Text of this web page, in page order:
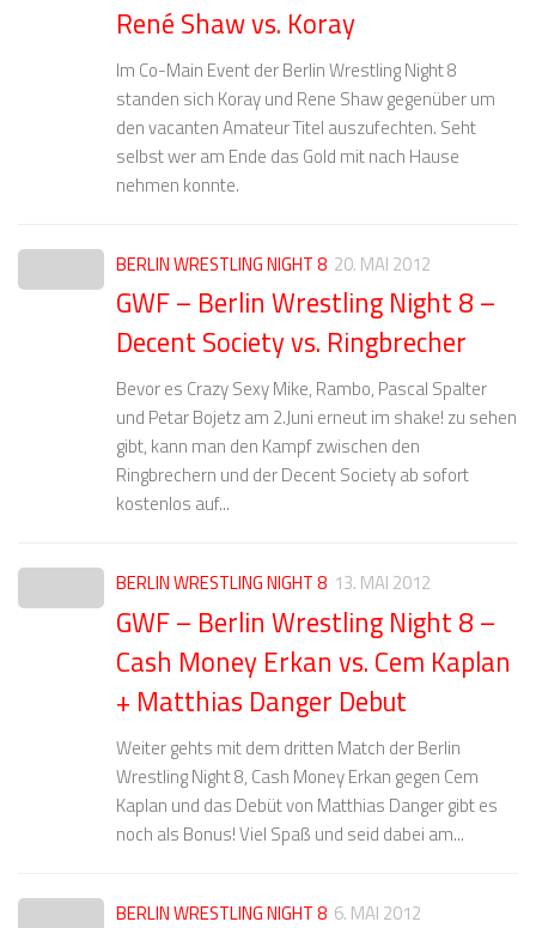
René Shaw vs. Koray
Im Co-Main Event der Berlin Wrestling Night 8
standen sich Koray und Rene Shaw gegenüber um
den vacanten Amateur Titel auszufechten. Seht
selbst wer am Ende das Gold mit nach Hause
nehmen konnte.
BERLIN WRESTLING NIGHT 8 20. MAI 2012
GWF – Berlin Wrestling Night 8 –
Decent Society vs. Ringbrecher
Bevor es Crazy Sexy Mike, Rambo, Pascal Spalter
und Petar Bojetz am 2.Juni erneut im shake! zu sehen
gibt, kann man den Kampf zwischen den
Ringbrechern und der Decent Society ab sofort
kostenlos auf...
BERLIN WRESTLING NIGHT 8 13. MAI 2012
GWF – Berlin Wrestling Night 8 –
Cash Money Erkan vs. Cem Kaplan
+ Matthias Danger Debut
Weiter gehts mit dem dritten Match der Berlin
Wrestling Night 8, Cash Money Erkan gegen Cem
Kaplan und das Debüt von Matthias Danger gibt es
noch als Bonus! Viel Spaß und seid dabei am...
BERLIN WRESTLING NIGHT 8 6. MAI 2012